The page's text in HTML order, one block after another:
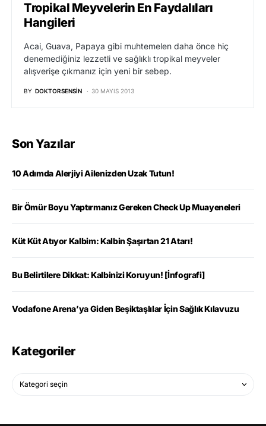
Tropikal Meyvelerin En Faydalıları
Hangileri
Acai, Guava, Papaya gibi muhtemelen daha önce hiç
denemediğiniz lezzetli ve sağlıklı tropikal meyveler
alışverişe çıkmanız için yeni bir sebep.
BY DOKTORSENSIN 30 MAYIS 2013
Son Yazılar
10 Adımda Alerjiyi Ailenizden Uzak Tutun!
Bir Ömür Boyu Yaptırmanız Gereken Check Up Muayeneleri
Küt Küt Atıyor Kalbim: Kalbin Şaşırtan 21 Atarı!
Bu Belirtilere Dikkat: Kalbinizi Koruyun! [İnfografi]
Vodafone Arena’ya Giden Beşiktaşlılar İçin Sağlık Kılavuzu
Kategoriler